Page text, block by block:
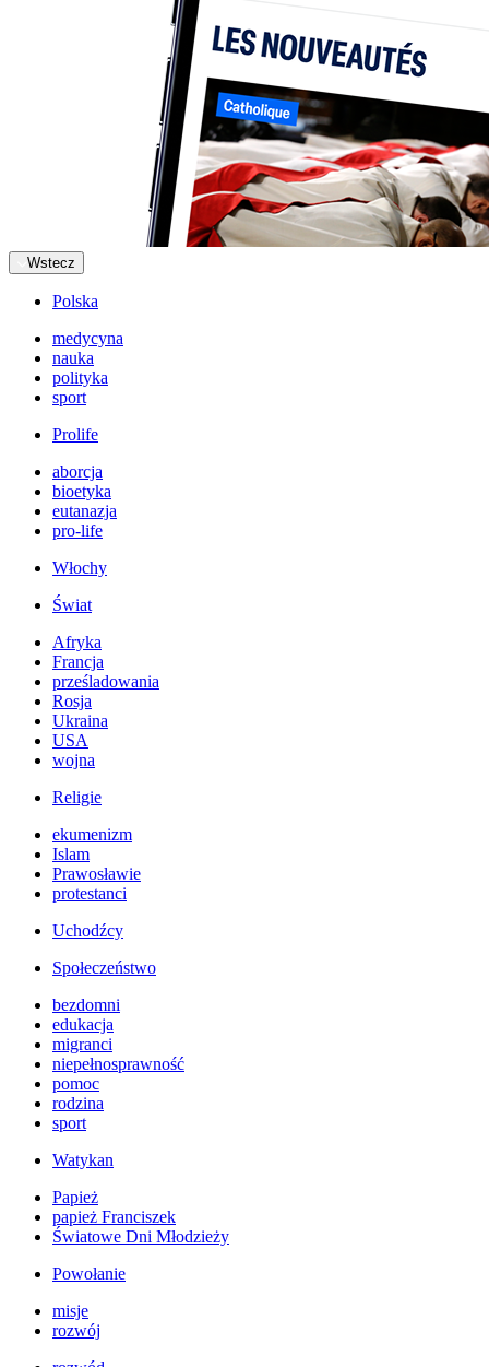
Wstecz
Polska
medycyna
nauka
polityka
sport
Prolife
aborcja
bioetyka
eutanazja
pro-life
Włochy
Świat
Afryka
Francja
prześladowania
Rosja
Ukraina
USA
wojna
Religie
ekumenizm
Islam
Prawosławie
protestanci
Uchodźcy
Społeczeństwo
bezdomni
edukacja
migranci
niepełnosprawność
pomoc
rodzina
sport
Watykan
Papież
papież Franciszek
Światowe Dni Młodzieży
Powołanie
misje
rozwój